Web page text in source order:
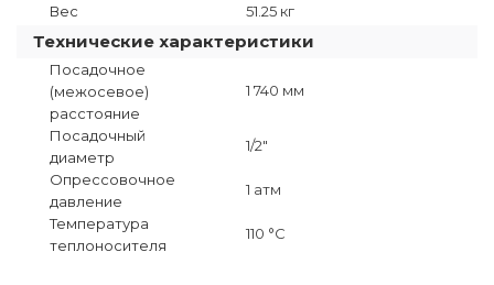
Вес
51.25 кг
Технические характеристики
Посадочное
(межосевое)
расстояние
1 740 мм
Посадочный
диаметр
1/2"
Опрессовочное
давление
1 атм
Температура
теплоносителя
110 °C